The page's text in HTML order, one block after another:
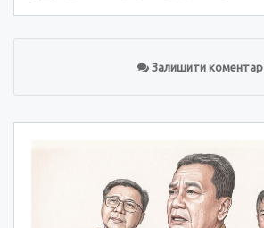
Залишити коментар